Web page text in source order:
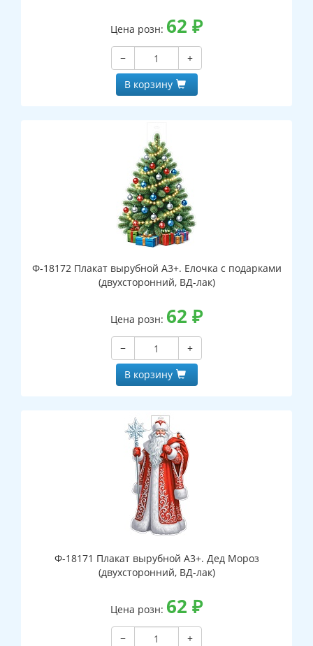
Цена розн: 62 ₽
−
+
В корзину
Ф-18172 Плакат вырубной А3+. Елочка с подарками
(двухсторонний, ВД-лак)
Цена розн: 62 ₽
−
+
В корзину
Ф-18171 Плакат вырубной А3+. Дед Мороз
(двухсторонний, ВД-лак)
Цена розн: 62 ₽
−
+